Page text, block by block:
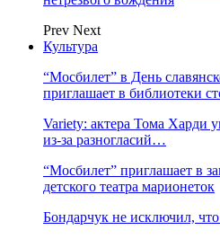
Prev Next
Культура
“Мосбилет” в День
приглашает в библиотеки
Variety: актера Тома Харди
из-за разногласий…
“Мосбилет” приглашает в
детского театра марионеток
Бондарчук не исключил,